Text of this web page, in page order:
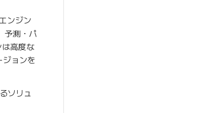
ンジン
予測・パ
高度な
ョンを
ソリュ